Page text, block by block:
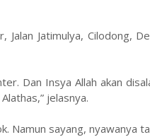
Jalan Jatimulya, Cilodong,
Dan Insya Allah akan
jelasnya.
Namun sayang, nyawanya